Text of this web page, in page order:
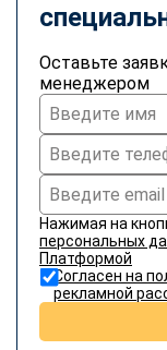
Оставьте
менеджером
Нажимая на
персональных
Платформой
Согласен на
рекламной